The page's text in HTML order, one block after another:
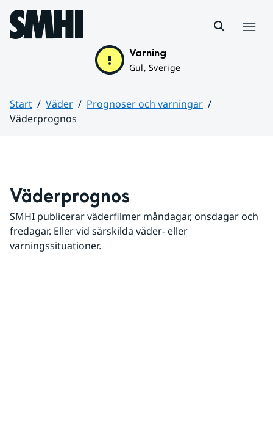
Hoppa till sidans innehåll
Varning
Gul, Sverige
Start Väder
Prognoser och varningar
Väderprognos
Väderprognos
SMHI publicerar väderfilmer måndagar, onsdagar och
fredagar. Eller vid särskilda väder- eller
varningssituationer.